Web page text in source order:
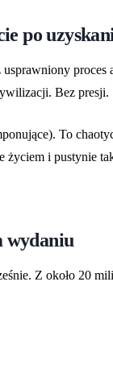
po
usprawniony
Bez presji.
To
i pustynie
wydaniu
Z około 20